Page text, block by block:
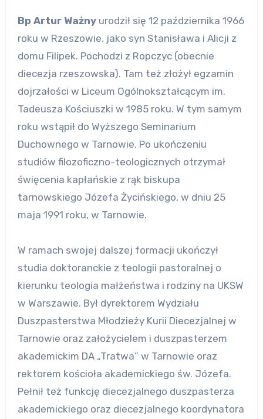
Bp Artur Ważnyurodził się 12 października 1966
roku w Rzeszowie, jako syn Stanisława i Alicji z
domu Filipek. Pochodzi z Ropczyc (obecnie
diecezja rzeszowska). Tam też złożył egzamin
dojrzałości w Liceum Ogólnokształcącym im.
Tadeusza Kościuszki w 1985 roku. W tym samym
roku wstąpił do Wyższego Seminarium
Duchownego w Tarnowie. Po ukończeniu
studiów filozoficzno-teologicznych otrzymał
święcenia kapłańskie z rąk biskupa
tarnowskiego Józefa Życińskiego, w dniu 25
maja 1991 roku, w Tarnowie.
W ramach swojej dalszej formacji ukończył
studia doktoranckie z teologii pastoralnej o
kierunku teologia małżeństwa i rodziny na UKSW
w Warszawie. Był dyrektorem Wydziału
Duszpasterstwa Młodzieży Kurii Diecezjalnej w
Tarnowie oraz założycielem i duszpasterzem
akademickim DA „Tratwa” w Tarnowie oraz
rektorem kościoła akademickiego św. Józefa.
Pełnił też funkcję diecezjalnego duszpasterza
akademickiego oraz diecezjalnego koordynatora